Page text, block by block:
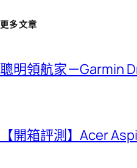
更多文章
聰明領航家－Garmin
【開箱評測】Acer